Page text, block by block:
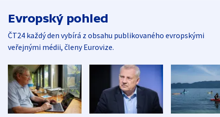
Evropský pohled
ČT24 každý den vybírá z obsahu publikovaného evropskými
veřejnými médii, členy Eurovize.